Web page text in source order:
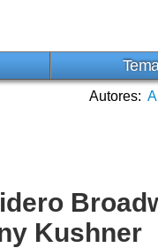
Autores: A
Kushner